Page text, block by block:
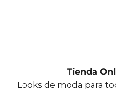
Tienda
Looks de moda para